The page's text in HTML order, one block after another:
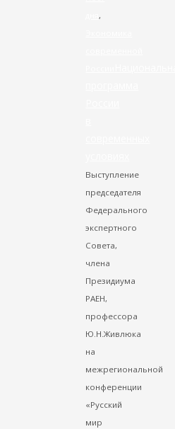
дня,
Выступление
председателя
Федерального
экспертного
Совета,
члена
Президиума
РАЕН,
профессора
Ю.Н.Живлюка
на
межрегиональной
конференции
«Русский
мир